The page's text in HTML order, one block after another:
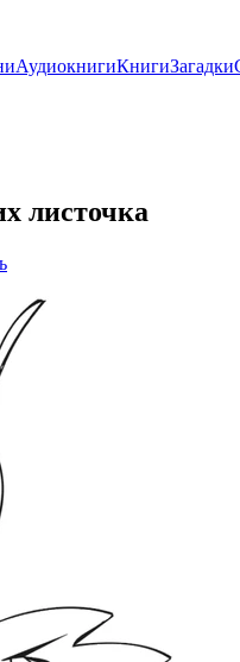
АудиокнигиКнигиЗагадки
листочка